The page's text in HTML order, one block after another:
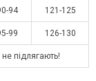
94 121-125
99 126-130
підлягають!